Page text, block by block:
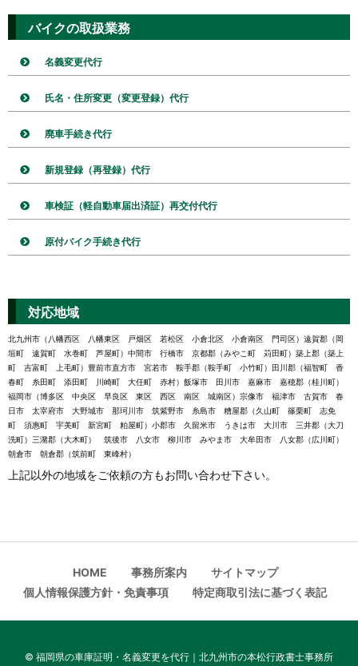
バイクの取扱業務
名義変更代行
氏名・住所変更（変更登録）代行
廃車手続き代行
新規登録（再登録）代行
車検証（軽自動車届出済証）再交付代行
原付バイク手続き代行
対応地域
北九州市（八幡西区 八幡東区 戸畑区 若松区 小倉北区 小倉南区 門司区）遠賀郡（岡
垣町 遠賀町 水巻町 芦屋町）中間市 行橋市 京都郡（みやこ町 苅田町）築上郡（築上
町 吉富町 上毛町）豊前市直方市 宮若市 鞍手郡（鞍手町 小竹町）田川郡（福智町 香
春町 糸田町 添田町 川崎町 大任町 赤村）飯塚市 田川市 嘉麻市 嘉穂郡（桂川町）
福岡市（博多区 中央区 早良区 東区 西区 南区 城南区）宗像市 福津市 古賀市 春
日市 太宰府市 大野城市 那珂川市 筑紫野市 糸島市 糟屋郡（久山町 篠栗町 志免
町 須惠町 宇美町 新宮町 粕屋町）小郡市 久留米市 うきは市 大川市 三井郡（大刀
洗町）三潴郡（大木町） 筑後市 八女市 柳川市 みやま市 大牟田市 八女郡（広川町）
朝倉市 朝倉郡（筑前町 東峰村）
上記以外の地域をご依頼の方もお問い合わせ下さい。
HOME 事務所案内
サイトマップ
個人情報保護方針・免責事項
特定商取引法に基づく表記
© 福岡県の車庫証明・名義変更を代行｜北九州市の本松行政書士事務所